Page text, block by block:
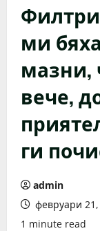
ми
мазни,
вече,
ги
admin
февруари
1 minute read